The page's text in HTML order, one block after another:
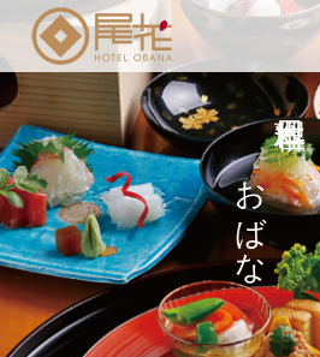
おばな